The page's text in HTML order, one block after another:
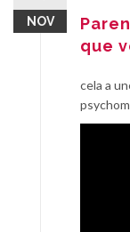
NOV
que
cela a